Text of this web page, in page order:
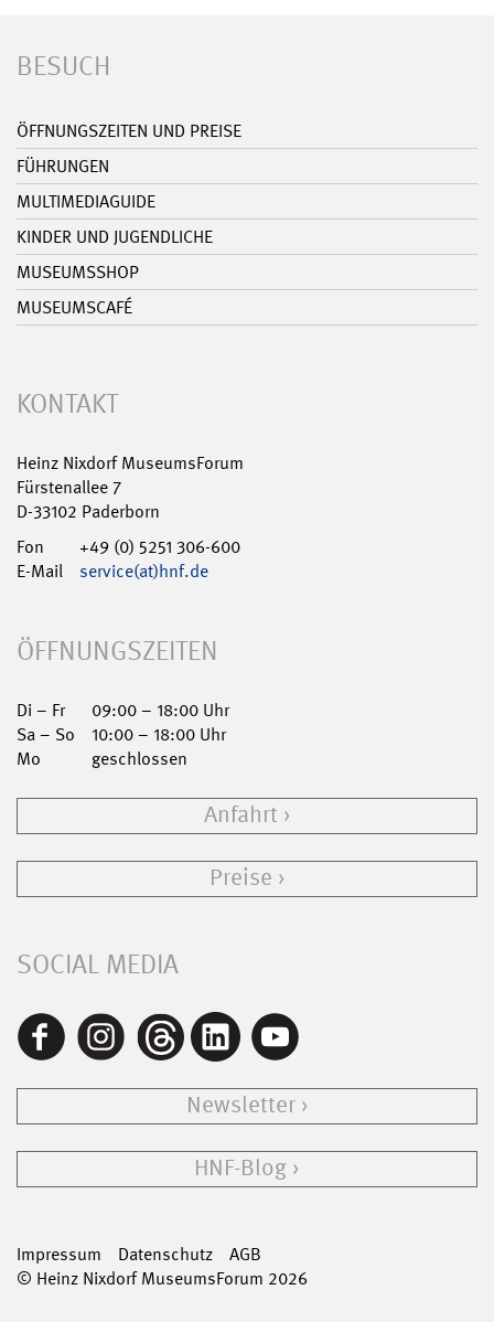
BESUCH
ÖFFNUNGSZEITEN UND PREISE
FÜHRUNGEN
MULTIMEDIAGUIDE
KINDER UND JUGENDLICHE
MUSEUMSSHOP
MUSEUMSCAFÉ
KONTAKT
Heinz Nixdorf MuseumsForum
Fürstenallee 7
D-33102 Paderborn
Fon
+49 (0) 5251 306-600
E-Mail
service(at)hnf.de
ÖFFNUNGSZEITEN
Di – Fr
09:00 – 18:00 Uhr
Sa – So
10:00 – 18:00 Uhr
Mo
geschlossen
Anfahrt
Preise
SOCIAL MEDIA
Newsletter
HNF-Blog
Impressum Datenschutz
AGB
© Heinz Nixdorf MuseumsForum 2026